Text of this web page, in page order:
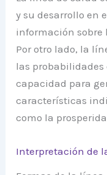
y su desarrollo en
información sobre
Por otro lado, la
las probabilidades
capacidad para
características
como la
Interpretación de